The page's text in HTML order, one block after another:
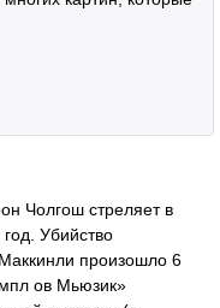
Чолгош стреляет в
Убийство
произошло 6
ов Мьюзик»